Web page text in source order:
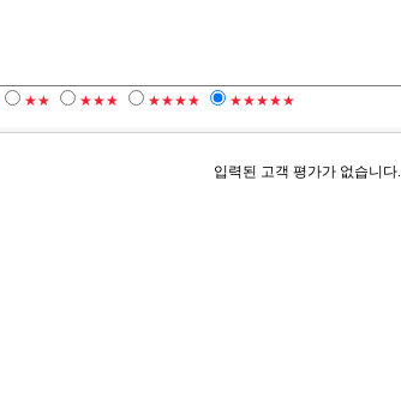
★★ ★★★ ★★★★ ★★★★★
입력된 고객 평가가 없습니다.